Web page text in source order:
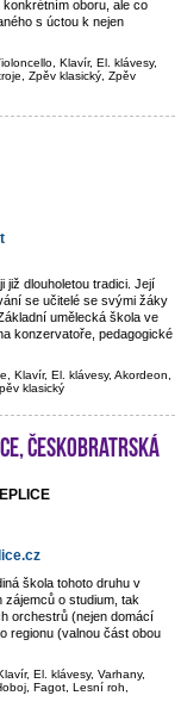
oboru, ale co
s úctou k nejen
Klavír, El. klávesy,
Zpěv klasický, Zpěv
již dlouholetou tradici. Její
se učitelé se svými žáky
umělecká škola ve
konzervatoře, pedagogické
Klavír, El. klávesy, Akordeon,
klasický
Českobratrská
škola tohoto druhu v
o studium, tak
orchestrů (nejen domácí
regionu (valnou část obou
El. klávesy, Varhany,
Fagot, Lesní roh,